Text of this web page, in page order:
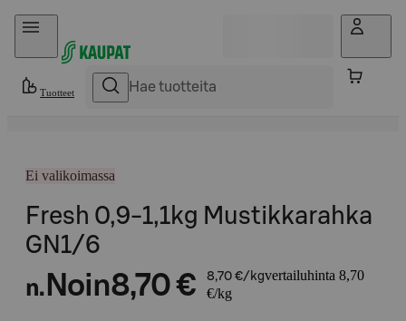
Hyppää sisältöön
Tuotteet
Ei valikoimassa
Fresh 0,9-1,1kg Mustikkarahka
GN1/6
n. Noin8,70 € 8,70 €/kgvertailuhinta 8,70
€/kg